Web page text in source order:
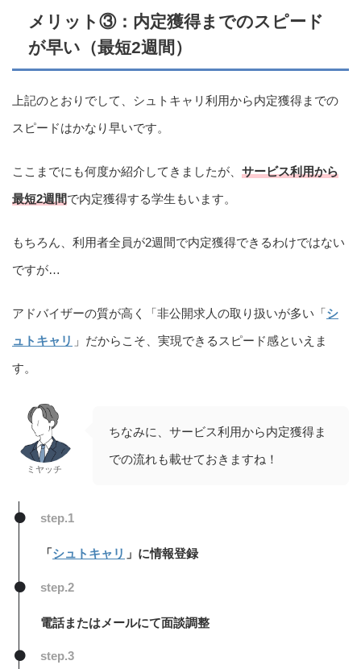
メリット③：内定獲得までのスピード
が早い（最短2週間）
上記のとおりでして、シュトキャリ利用から内定獲得までの
スピードはかなり早いです。
ここまでにも何度か紹介してきましたが、 サービス利用から
最短2週間で内定獲得する学生もいます。
もちろん、利用者全員が2週間で内定獲得できるわけではない
ですが…
アドバイザーの質が高く「非公開求人の取り扱いが多い「シ
ュトキャリ 」だからこそ、実現できるスピード感といえま
す。
ミヤッチ
ちなみに、サービス利用から内定獲得ま
での流れも載せておきますね！
step.1
「シュトキャリ 」に情報登録
step.2
電話またはメールにて面談調整
step.3